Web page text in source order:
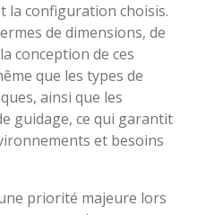
la configuration choisis.
de dimensions, de
conception de ces
que les types de
ainsi que les
guidage, ce qui garantit
et besoins
priorité majeure lors